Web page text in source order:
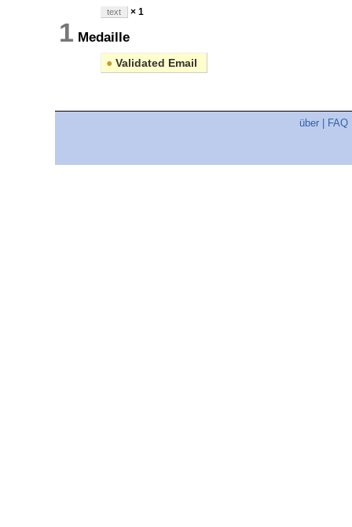
text × 1
1 Medaille
● Validated Email
über FAQ